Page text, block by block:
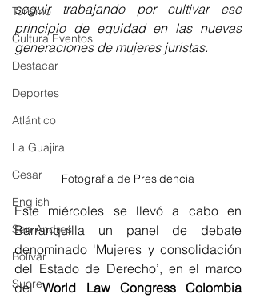
Turismo
Cultura Eventos
Destacar
Deportes
Atlántico
La Guajira
Cesar
English
San Andres
Bolívar
Sucre
seguir trabajando por cultivar ese
principio de equidad en las nuevas
generaciones de mujeres juristas.
Fotografía de Presidencia
Este miércoles se llevó a cabo en
Barranquilla un panel de debate
denominado 'Mujeres y consolidación
del Estado de Derecho’, en el marco
del World Law Congress Colombia